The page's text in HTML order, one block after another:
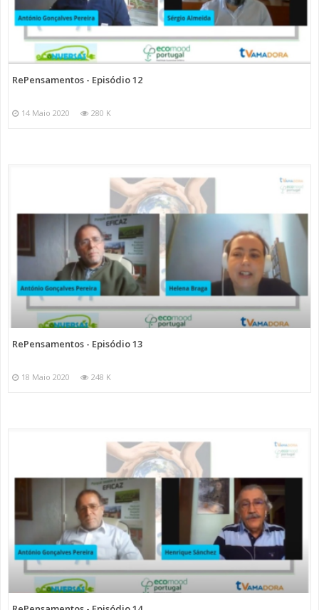
RePensamentos - Episódio 12
14 Maio 2020 280 K
RePensamentos - Episódio 13
18 Maio 2020 248 K